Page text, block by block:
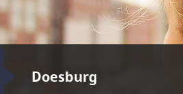
Doesburg